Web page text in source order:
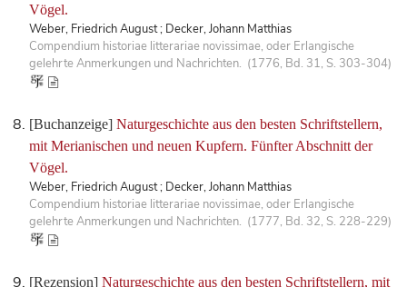
Vögel.
Weber, Friedrich August ; Decker, Johann Matthias
Compendium historiae litterariae novissimae, oder Erlangische
gelehrte Anmerkungen und Nachrichten. (1776, Bd. 31, S. 303-304)
[Buchanzeige] Naturgeschichte aus den besten Schriftstellern,
mit Merianischen und neuen Kupfern. Fünfter Abschnitt der
Vögel.
Weber, Friedrich August ; Decker, Johann Matthias
Compendium historiae litterariae novissimae, oder Erlangische
gelehrte Anmerkungen und Nachrichten. (1777, Bd. 32, S. 228-229)
[Rezension] Naturgeschichte aus den besten Schriftstellern, mit